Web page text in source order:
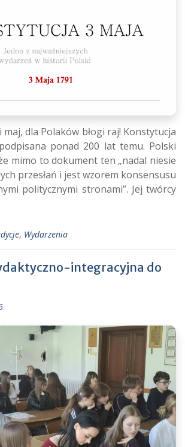
dla Polaków błogi raj! Konstytucja
ponad 200 lat temu. Polski
mimo to dokument ten „nadal niesie
przesłań i jest wzorem konsensusu
politycznymi stronami”. Jej twórcy
, Wydarzenia
integracyjna do